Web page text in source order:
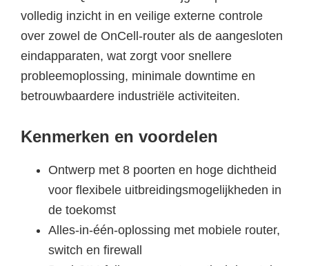
volledig inzicht in en veilige externe controle
over zowel de OnCell-router als de aangesloten
eindapparaten, wat zorgt voor snellere
probleemoplossing, minimale downtime en
betrouwbaardere industriële activiteiten.
Kenmerken en voordelen
Ontwerp met 8 poorten en hoge dichtheid
voor flexibele uitbreidingsmogelijkheden in
de toekomst
Alles-in-één-oplossing met mobiele router,
switch en firewall